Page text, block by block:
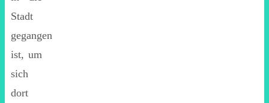
Stadt
gegangen
ist, um
sich
dort